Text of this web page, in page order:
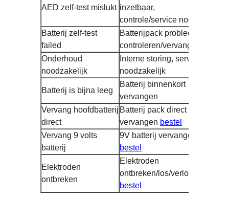
AED zelf-test mislukt inzetbaar,
controle/service nodig
Batterij zelf-test
failed
Batterijpack probleem,
controleren/vervangen
Onderhoud
noodzakelijk
Interne storing, service
noodzakelijk
Batterij is bijna leeg
Batterij binnenkort
vervangen
Vervang hoofdbatterij
direct
Batterij pack direct
vervangen bestel
Vervang 9 volts
batterij
9V batterij vervangen
bestel
Elektroden
ontbreken
Elektroden
ontbreken/los/verlopen
bestel